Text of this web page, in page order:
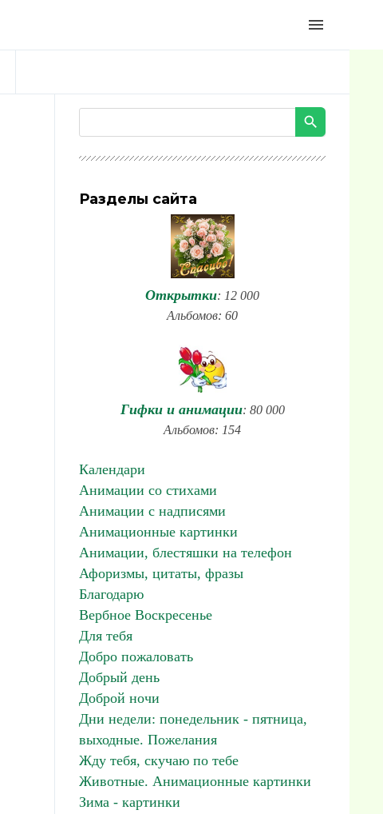
menu
Разделы сайта
Открытки: 12 000
Альбомов: 60
Гифки и анимации: 80 000
Альбомов: 154
Календари
Анимации со стихами
Анимации с надписями
Анимационные картинки
Анимации, блестяшки на телефон
Афоризмы, цитаты, фразы
Благодарю
Вербное Воскресенье
Для тебя
Добро пожаловать
Добрый день
Доброй ночи
Дни недели: понедельник - пятница,
выходные. Пожелания
Жду тебя, скучаю по тебе
Животные. Анимационные картинки
Зима - картинки